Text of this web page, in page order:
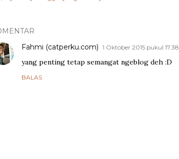
Fahmi (catperku.com) 1 Oktober 2015 pukul 17.38
yang penting tetap semangat ngeblog deh :D
BALAS